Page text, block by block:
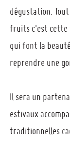
dégustation.
fruits c'est cette
qui font la
reprendre une
Il sera un
estivaux
traditionnelles